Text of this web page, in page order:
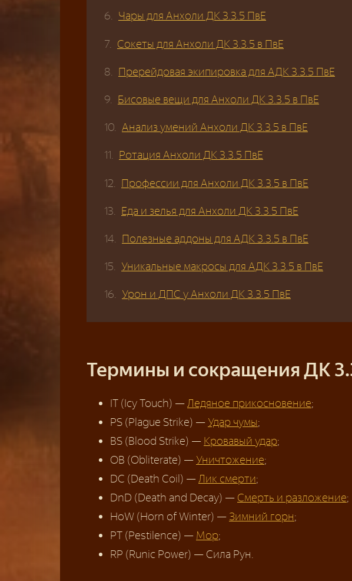
Чары для Анхоли ДК 3.3.5 ПвЕ
Сокеты для Анхоли ДК 3.3.5 в ПвЕ
Пререйдовая экипировка для АДК 3.3.5 ПвЕ
Бисовые вещи для Анхоли ДК 3.3.5 в ПвЕ
Анализ умений Анхоли ДК 3.3.5 в ПвЕ
Ротация Анхоли ДК 3.3.5 ПвЕ
Профессии для Анхоли ДК 3.3.5 в ПвЕ
Еда и зелья для Анхоли ДК 3.3.5 ПвЕ
Полезные аддоны для АДК 3.3.5 в ПвЕ
Уникальные макросы для АДК 3.3.5 в ПвЕ
Урон и ДПС у Анхоли ДК 3.3.5 ПвЕ
Термины и сокращения ДК
IT (Icy Touch) —Ледяное прикосновение;
PS (Plague Strike) — Удар чумы;
BS (Blood Strike) — Кровавый удар;
OB (Obliterate) — Уничтожение;
DC (Death Coil) —Лик смерти;
DnD (Death and Decay) — Смерть и разложение;
HoW (Horn of Winter) — Зимний горн;
PT (Pestilence) — Мор;
RP (Runic Power) — Сила Рун.